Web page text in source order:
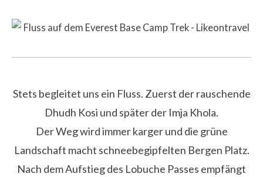
Stets begleitet uns ein Fluss. Zuerst der rauschende
Dhudh Kosi und später der Imja Khola.
Der Weg wird immer karger und die grüne
Landschaft macht schneebegipfelten Bergen Platz.
Nach dem Aufstieg des Lobuche Passes empfängt